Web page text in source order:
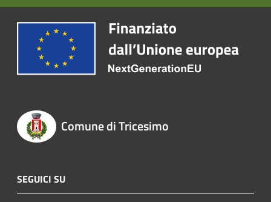
Comune di Tricesimo
SEGUICI SU